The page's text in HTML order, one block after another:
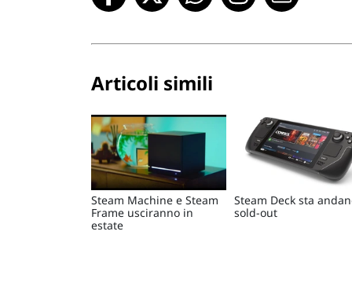
Articoli simili
Steam Machine e Steam
Frame usciranno in
estate
Steam Deck sta
sold-out